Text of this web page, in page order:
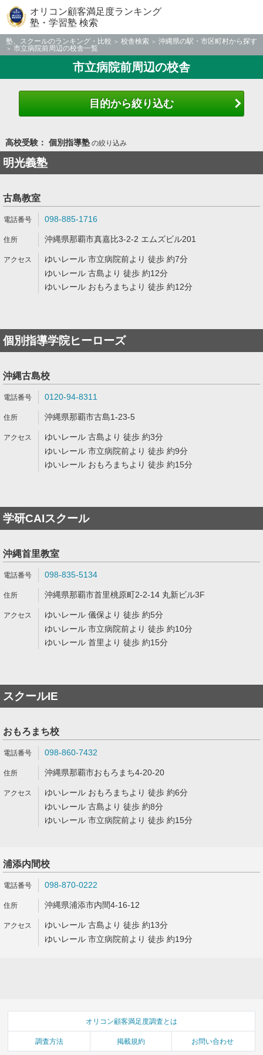
オリコン顧客満足度ランキング
塾・学習塾 検索
塾、スクールのランキング・比較 校舎検索
沖縄県の駅・市区町村から探す
市立病院前周辺の校舎一覧
市立病院前周辺の校舎
目的から絞り込む
高校受験： 個別指導塾の絞り込み
明光義塾
古島教室
098-885-1716
沖縄県那覇市真嘉比3-2-2 エムズビル201
ゆいレール 市立病院前より 徒歩 約7分
ゆいレール 古島より 徒歩 約12分
ゆいレール おもろまちより 徒歩 約12分
個別指導学院ヒーローズ
沖縄古島校
0120-94-8311
沖縄県那覇市古島1-23-5
ゆいレール 古島より 徒歩 約3分
ゆいレール 市立病院前より 徒歩 約9分
ゆいレール おもろまちより 徒歩 約15分
学研CAIスクール
沖縄首里教室
098-835-5134
沖縄県那覇市首里桃原町2-2-14 丸新ビル3F
ゆいレール 儀保より 徒歩 約5分
ゆいレール 市立病院前より 徒歩 約10分
ゆいレール 首里より 徒歩 約15分
スクールIE
おもろまち校
098-860-7432
沖縄県那覇市おもろまち4-20-20
ゆいレール おもろまちより 徒歩 約6分
ゆいレール 古島より 徒歩 約8分
ゆいレール 市立病院前より 徒歩 約15分
浦添内間校
098-870-0222
沖縄県浦添市内間4-16-12
ゆいレール 古島より 徒歩 約13分
ゆいレール 市立病院前より 徒歩 約19分
オリコン顧客満足度調査とは
調査方法 掲載規約 お問い合わせ